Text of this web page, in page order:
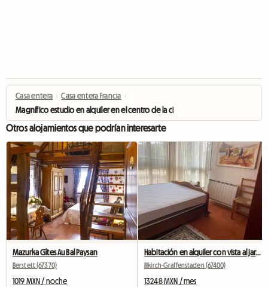
Casa entera › Casa entera Francia ›
Magnífico estudio en alquiler en el centro de la ciudad
Otros alojamientos que podrían interesarte
Mazurka Gîtes Au Bal Paysan
Berstett (67370)
1019 MXN / noche
Habitación en alquiler con vista al jardín
Illkirch-Graffenstaden (67400)
13248 MXN / mes